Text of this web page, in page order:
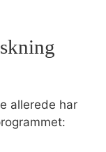
allerede har